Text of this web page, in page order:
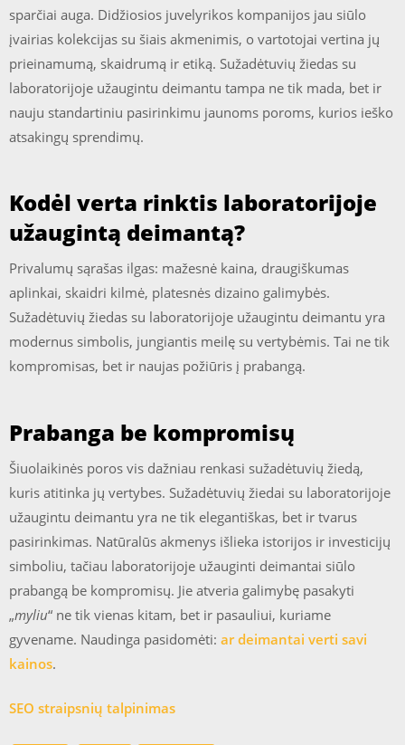
sparčiai auga. Didžiosios juvelyrikos kompanijos jau siūlo
įvairias kolekcijas su šiais akmenimis, o vartotojai vertina jų
prieinamumą, skaidrumą ir etiką. Sužadėtuvių žiedas su
laboratorijoje užaugintu deimantu tampa ne tik mada, bet ir
nauju standartiniu pasirinkimu jaunoms poroms, kurios ieško
atsakingų sprendimų.
Kodėl verta rinktis laboratorijoje
užaugintą deimantą?
Privalumų sąrašas ilgas: mažesnė kaina, draugiškumas
aplinkai, skaidri kilmė, platesnės dizaino galimybės.
Sužadėtuvių žiedas su laboratorijoje užaugintu deimantu yra
modernus simbolis, jungiantis meilę su vertybėmis. Tai ne tik
kompromisas, bet ir naujas požiūris į prabangą.
Prabanga be kompromisų
Šiuolaikinės poros vis dažniau renkasi sužadėtuvių žiedą,
kuris atitinka jų vertybes. Sužadėtuvių žiedai su laboratorijoje
užaugintu deimantu yra ne tik elegantiškas, bet ir tvarus
pasirinkimas. Natūralūs akmenys išlieka istorijos ir investicijų
simboliu, tačiau laboratorijoje užauginti deimantai siūlo
prabangą be kompromisų. Jie atveria galimybę pasakyti
„myliu“ ne tik vienas kitam, bet ir pasauliui, kuriame
gyvename. Naudinga pasidomėti: ar deimantai verti savi
kainos.
SEO straipsnių talpinimas